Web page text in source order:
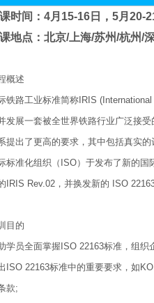
时间：4月15-16日，5月20-
地点：北京/上海/苏州/杭州/
概述
铁路工业标准简称IRIS
发展一套被全世界铁路行业广泛接
提出了更高的要求，其中包括真实的
标准化组织（ISO）于发布了新的
IRIS Rev.02，并换发新的 ISO
目的
学员全面掌握ISO 22163标准，组织
ISO 22163标准中的重要要求，如
款;